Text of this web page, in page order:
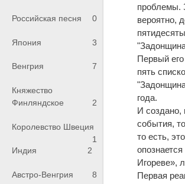
Российская песня 0
Япония 3
Венгрия 7
Княжество
Финляндское
2
Королевство Швеция
1
Индия
2
Австро-Венгрия 8
проблемы.
вероятно,
Первый
пять
года.
И создано,
события,
то есть,
Игореве»,
Первая